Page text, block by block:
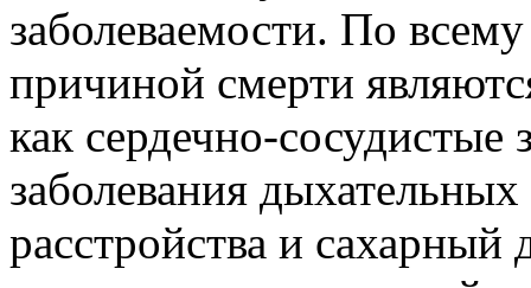
заболеваемости. По
причиной смерти
как сердечно-сосудистые
заболевания
расстройства и сахарный